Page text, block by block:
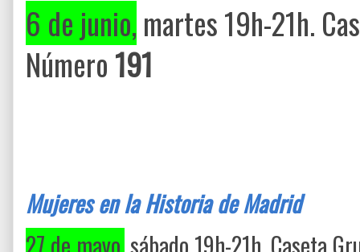
6 de junio, martes 19h-21h.
Número 191
Mujeres en la Historia de Madrid
27 de mayo,sábado 19h-21h. Caseta